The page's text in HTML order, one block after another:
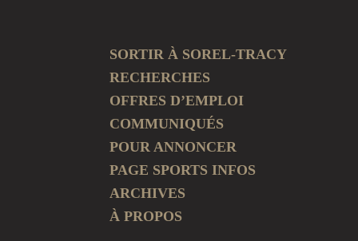
SORTIR À SOREL-TRACY
RECHERCHES
OFFRES D’EMPLOI
COMMUNIQUÉS
POUR ANNONCER
PAGE SPORTS INFOS
ARCHIVES
À PROPOS